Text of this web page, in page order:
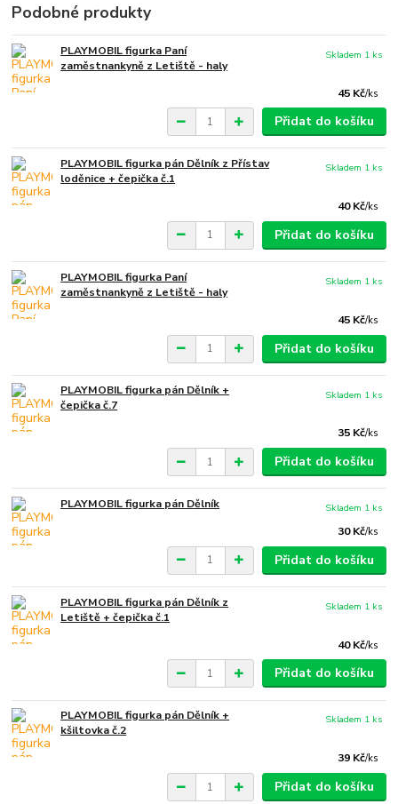
Podobné produkty
PLAYMOBIL figurka Paní
zaměstnankyně z Letiště - haly
45 Kč/ks
Skladem 1 ks
Přidat do košíku
PLAYMOBIL figurka pán Dělník z Přístav
loděnice + čepička č.1
40 Kč/ks
Skladem 1 ks
Přidat do košíku
PLAYMOBIL figurka Paní
zaměstnankyně z Letiště - haly
45 Kč/ks
Skladem 1 ks
Přidat do košíku
PLAYMOBIL figurka pán Dělník +
čepička č.7
35 Kč/ks
Skladem 1 ks
Přidat do košíku
PLAYMOBIL figurka pán Dělník
30 Kč/ks
Skladem 1 ks
Přidat do košíku
PLAYMOBIL figurka pán Dělník z
Letiště + čepička č.1
40 Kč/ks
Skladem 1 ks
Přidat do košíku
PLAYMOBIL figurka pán Dělník +
kšiltovka č.2
39 Kč/ks
Skladem 1 ks
Přidat do košíku